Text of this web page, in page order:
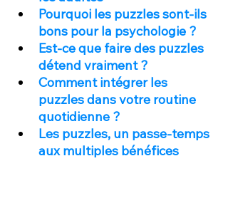
Pourquoi les puzzles sont-ils
bons pour la psychologie ?
Est-ce que faire des puzzles
détend vraiment ?
Comment intégrer les
puzzles dans votre routine
quotidienne ?
Les puzzles, un passe-temps
aux multiples bénéfices